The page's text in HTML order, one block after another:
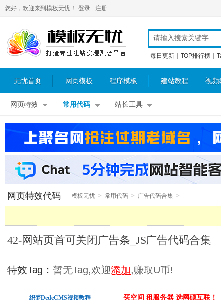
您好，欢迎来到模板无忧！ 登录 注册
每日更新 TOP排行榜
无忧首页 网页模板 程序模板 建站教程 视频
网页特效 常用代码 站长工具
网页特效代码 模板无忧 > 常用代码 > 广告代码合集 >
42-网站页首可关闭广告条_JS广告代码合集
特效Tag： 暂无Tag,欢迎添加,赚取U币!
织梦DedeCMS视频教程 买空间 租服务器 选网硕互联！